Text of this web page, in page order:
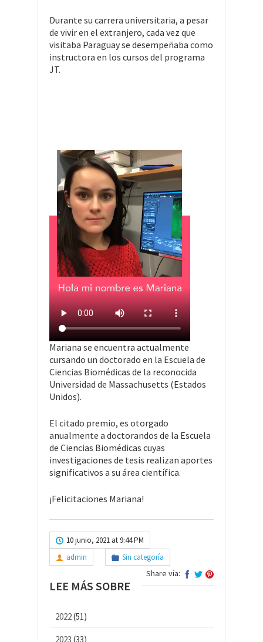
Durante su carrera universitaria, a pesar
de vivir en el extranjero, cada vez que
visitaba Paraguay se desempeñaba como
instructora en los cursos del programa
JT.
Mariana se encuentra actualmente
cursando un doctorado en la Escuela de
Ciencias Biomédicas de la reconocida
Universidad de Massachusetts (Estados
Unidos).
El citado premio, es otorgado
anualmente a doctorandos de la Escuela
de Ciencias Biomédicas cuyas
investigaciones de tesis realizan aportes
significativos a su área científica.
¡Felicitaciones Mariana!
10 junio, 2021 at 9:44 PM
admin
Sin categoría
Share via:
LEE MÁS SOBRE
2022(51)
2023 (33)